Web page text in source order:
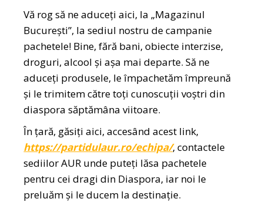
Vă rog să ne aduceți aici, la „Magazinul
București”, la sediul nostru de campanie
pachetele! Bine, fără bani, obiecte interzise,
droguri, alcool și așa mai departe. Să ne
aduceți produsele, le împachetăm împreună
și le trimitem către toți cunoscuții voștri din
diaspora săptămâna viitoare.
În țară, găsiți aici, accesând acest link,
https://partidulaur.ro/echipa/, contactele
sediilor AUR unde puteți lăsa pachetele
pentru cei dragi din Diaspora, iar noi le
preluăm și le ducem la destinație.